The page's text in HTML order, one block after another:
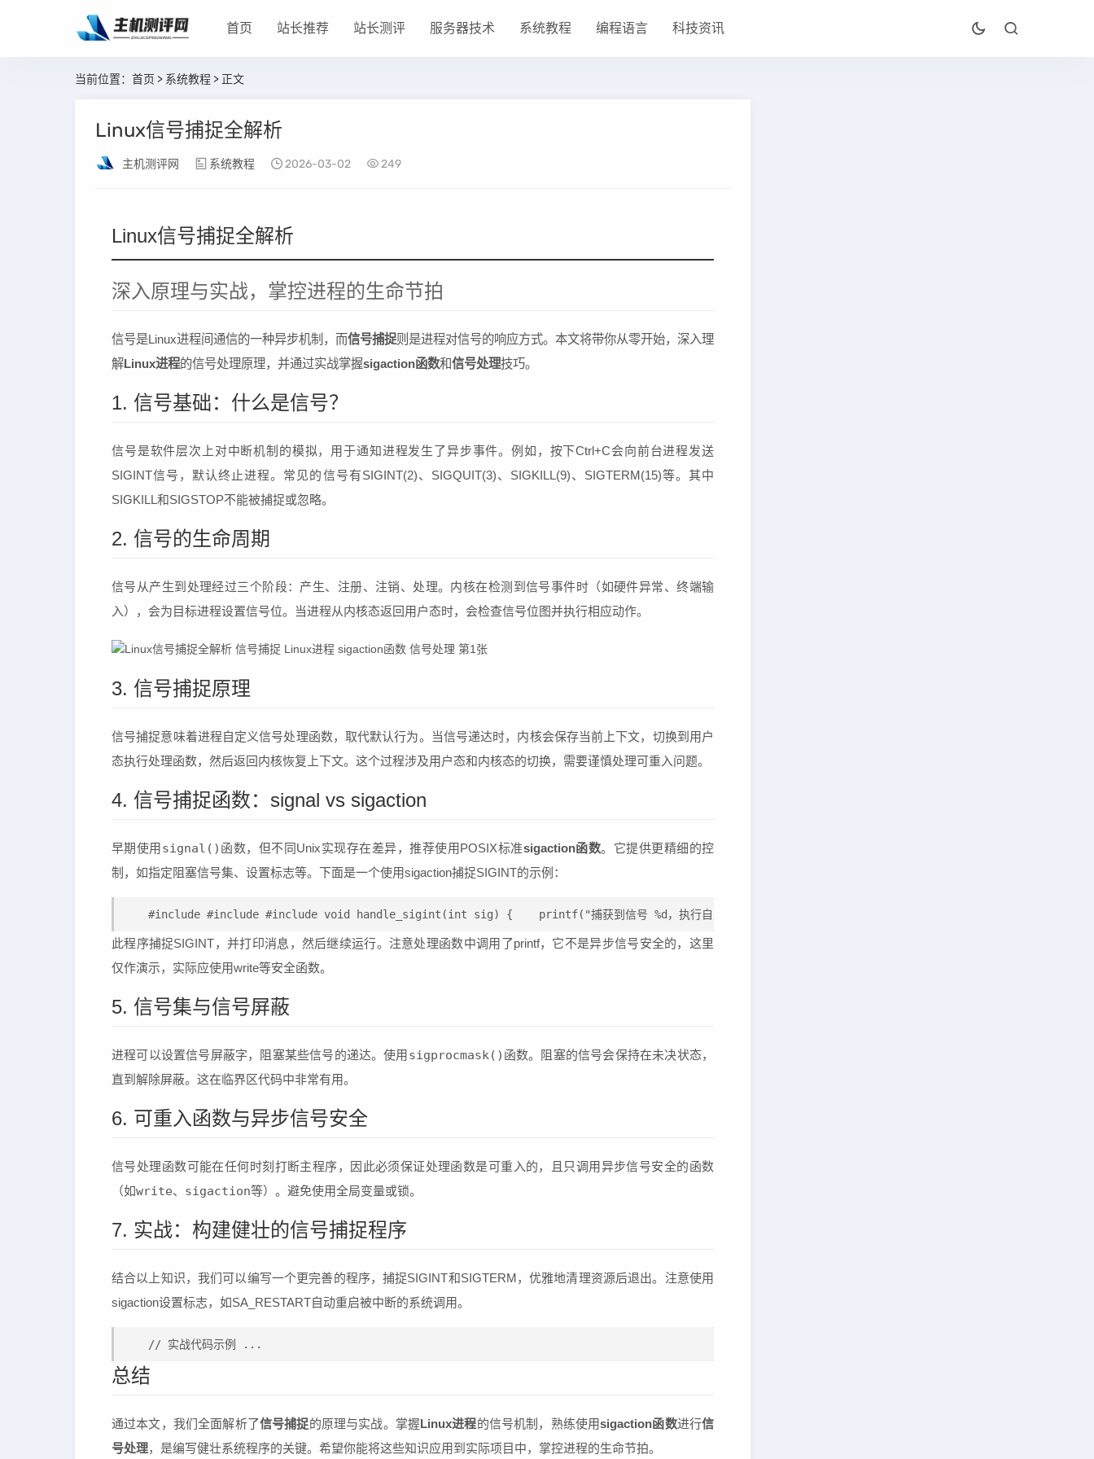
首页 站长推荐 站长测评 服务器技术 系统教程 编程语言 科技资讯
当前位置： 首页 > 系统教程 > 正文
Linux信号捕捉全解析
主机测评网 系统教程 2026-03-02 249
Linux信号捕捉全解析
深入原理与实战，掌控进程的生命节拍
信号是Linux进程间通信的一种异步机制，而信号捕捉则是进程对信号的响应方式。本文将带你从零开始，深入理
解Linux进程的信号处理原理，并通过实战掌握sigaction函数和信号处理技巧。
1. 信号基础：什么是信号？
信号是软件层次上对中断机制的模拟，用于通知进程发生了异步事件。例如，按下Ctrl+C会向前台进程发送
SIGINT信号，默认终止进程。常见的信号有SIGINT(2)、SIGQUIT(3)、SIGKILL(9)、SIGTERM(15)等。其中
SIGKILL和SIGSTOP不能被捕捉或忽略。
2. 信号的生命周期
信号从产生到处理经过三个阶段：产生、注册、注销、处理。内核在检测到信号事件时（如硬件异常、终端输
入），会为目标进程设置信号位。当进程从内核态返回用户态时，会检查信号位图并执行相应动作。
3. 信号捕捉原理
信号捕捉意味着进程自定义信号处理函数，取代默认行为。当信号递达时，内核会保存当前上下文，切换到用户
态执行处理函数，然后返回内核恢复上下文。这个过程涉及用户态和内核态的切换，需要谨慎处理可重入问题。
4. 信号捕捉函数：signal vs sigaction
早期使用 signal() 函数，但不同Unix实现存在差异，推荐使用POSIX标准sigaction函数。它提供更精细的控
制，如指定阻塞信号集、设置标志等。下面是一个使用sigaction捕捉SIGINT的示例：
#include #include #include void handle_sigint(int sig) {    printf("捕获到信号 %d，执行自定义处理", sig);}int main() {    struct sigaction sa;
此程序捕捉SIGINT，并打印消息，然后继续运行。注意处理函数中调用了printf，它不是异步信号安全的，这里
仅作演示，实际应使用write等安全函数。
5. 信号集与信号屏蔽
进程可以设置信号屏蔽字，阻塞某些信号的递达。使用 sigprocmask() 函数。阻塞的信号会保持在未决状态，
直到解除屏蔽。这在临界区代码中非常有用。
6. 可重入函数与异步信号安全
信号处理函数可能在任何时刻打断主程序，因此必须保证处理函数是可重入的，且只调用异步信号安全的函数
（如write、 sigaction等）。避免使用全局变量或锁。
7. 实战：构建健壮的信号捕捉程序
结合以上知识，我们可以编写一个更完善的程序，捕捉SIGINT和SIGTERM，优雅地清理资源后退出。注意使用
sigaction设置标志，如SA_RESTART自动重启被中断的系统调用。
// 实战代码示例 ...
总结
通过本文，我们全面解析了信号捕捉的原理与实战。掌握Linux进程的信号机制，熟练使用sigaction函数进行信
号处理，是编写健壮系统程序的关键。希望你能将这些知识应用到实际项目中，掌控进程的生命节拍。